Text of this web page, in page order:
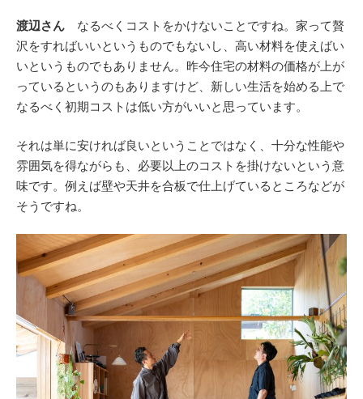
渡辺さん なるべくコストをかけないことですね。家って贅
沢をすればいいというものでもないし、高い材料を使えばい
いというものでもありません。昨今住宅の材料の価格が上が
っているというのもありますけど、新しい生活を始める上で
なるべく初期コストは低い方がいいと思っています。
それは単に安ければ良いということではなく、十分な性能や
雰囲気を得ながらも、必要以上のコストを掛けないという意
味です。例えば壁や天井を合板で仕上げているところなどが
そうですね。